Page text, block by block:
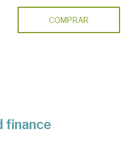
COMPRAR
finance